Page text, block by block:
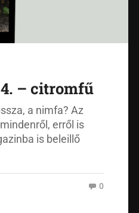
– citromfű
a nimfa? Az
erről is
is beleillő
0